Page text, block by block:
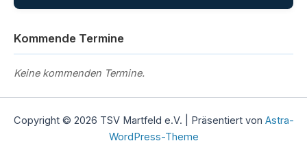
Kommende Termine
Keine kommenden Termine.
Copyright © 2026 TSV Martfeld e.V. | Präsentiert von Astra-
WordPress-Theme